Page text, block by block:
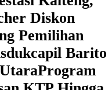
Diskon
Pemilihan
Barito
Program